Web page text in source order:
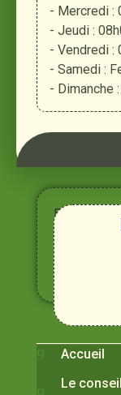
- Mercredi :
- Jeudi :
- Vendredi :
- Samedi :
- Dimanche
Entre
Rhône,
Alpilles
et
Durance
Accueil
Le conseil